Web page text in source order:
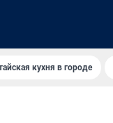
кухня в городе